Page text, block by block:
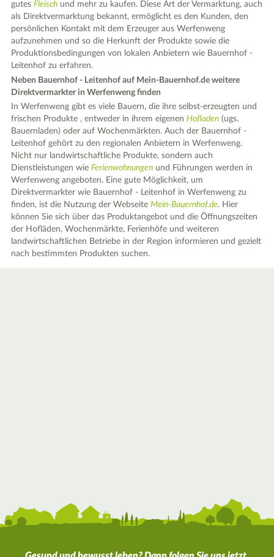
gutesFleisch und mehr zu kaufen. Diese Art der Vermarktung, auch
als Direktvermarktung bekannt, ermöglicht es den Kunden, den
persönlichen Kontakt mit dem Erzeuger aus Werfenweng
aufzunehmen und so die Herkunft der Produkte sowie die
Produktionsbedingungen von lokalen Anbietern wie Bauernhof -
Leitenhof zu erfahren.
Neben Bauernhof - Leitenhof auf Mein-Bauernhof.de weitere
Direktvermarkter in Werfenweng finden
In Werfenweng gibt es viele Bauern, die ihre selbst-erzeugten und
frischen Produkte , entweder in ihrem eigenenHofladen (ugs.
Bauernladen) oder auf Wochenmärkten. Auch der Bauernhof -
Leitenhof gehört zu den regionalen Anbietern in Werfenweng.
Nicht nur landwirtschaftliche Produkte, sondern auch
Dienstleistungen wieFerienwohnungen und Führungen werden in
Werfenweng angeboten. Eine gute Möglichkeit, um
Direktvermarkter wie Bauernhof - Leitenhof in Werfenweng zu
finden, ist die Nutzung der WebseiteMein-Bauernhof.de. Hier
können Sie sich über das Produktangebot und die Öffnungszeiten
der Hofläden, Wochenmärkte, Ferienhöfe und weiteren
landwirtschaftlichen Betriebe in der Region informieren und gezielt
nach bestimmten Produkten suchen.